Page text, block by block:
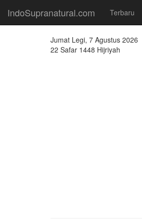
IndoSupranatural.com Terbaru
Jumat Legi, 7 Agustus 2026
22 Safar 1448 Hijriyah